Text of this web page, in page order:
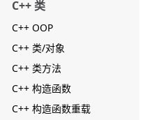
C++ 类
C++ OOP
C++ 类/对象
C++ 类方法
C++ 构造函数
C++ 构造函数重载